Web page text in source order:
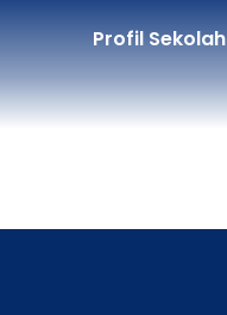
Profil Sekolah